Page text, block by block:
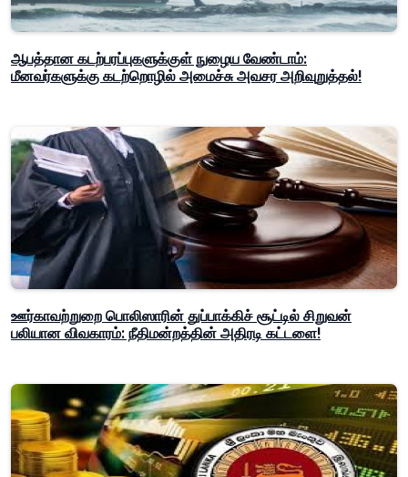
ஆபத்தான கடற்பரப்புகளுக்குள் நுழைய வேண்டாம்:
மீனவர்களுக்கு கடற்றொழில் அமைச்சு அவசர அறிவுறுத்தல்!
ஊர்காவற்றுறை பொலிஸாரின் துப்பாக்கிச் சூட்டில் சிறுவன்
பலியான விவகாரம்: நீதிமன்றத்தின் அதிரடி கட்டளை!